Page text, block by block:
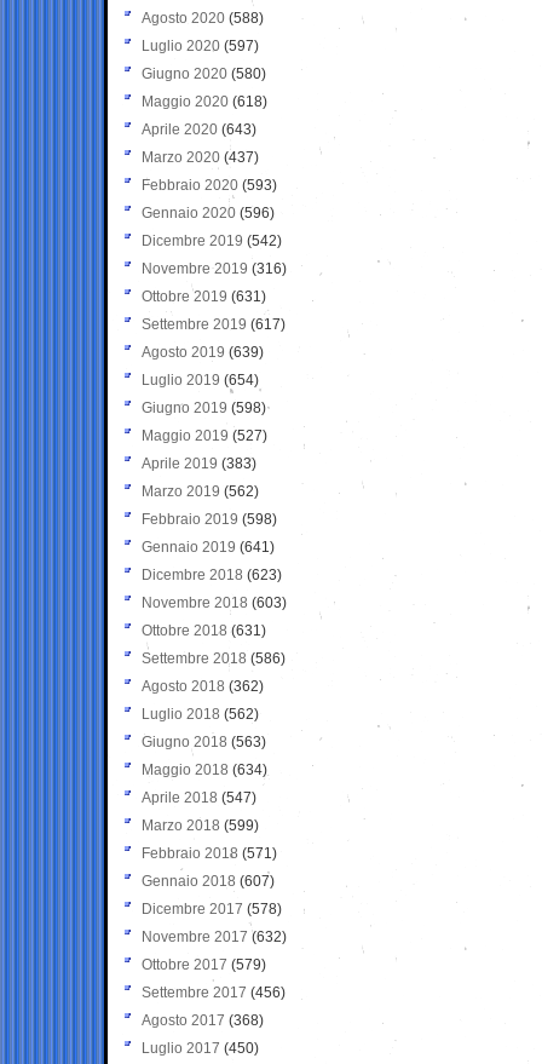
Agosto 2020 (588)
Luglio 2020 (597)
Giugno 2020 (580)
Maggio 2020 (618)
Aprile 2020 (643)
Marzo 2020 (437)
Febbraio 2020 (593)
Gennaio 2020 (596)
Dicembre 2019 (542)
Novembre 2019 (316)
Ottobre 2019 (631)
Settembre 2019 (617)
Agosto 2019 (639)
Luglio 2019 (654)
Giugno 2019 (598)
Maggio 2019 (527)
Aprile 2019 (383)
Marzo 2019 (562)
Febbraio 2019 (598)
Gennaio 2019 (641)
Dicembre 2018 (623)
Novembre 2018 (603)
Ottobre 2018 (631)
Settembre 2018 (586)
Agosto 2018 (362)
Luglio 2018 (562)
Giugno 2018 (563)
Maggio 2018 (634)
Aprile 2018 (547)
Marzo 2018 (599)
Febbraio 2018 (571)
Gennaio 2018 (607)
Dicembre 2017 (578)
Novembre 2017 (632)
Ottobre 2017 (579)
Settembre 2017 (456)
Agosto 2017 (368)
Luglio 2017 (450)